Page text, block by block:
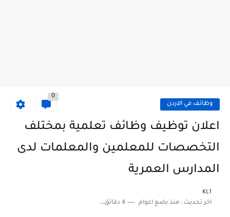
وظائف في الاردن
0
اعلان توظيف وظائف تعلمية بمختلف
التخصصات للمعلمين والمعلمات لدى
المدارس العمرية
KL1
اخر تحديث :منذ بضع اعوام 4 دقائق للقراءة